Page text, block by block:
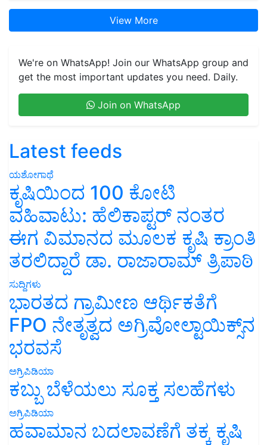
View More
We're on WhatsApp! Join our WhatsApp group and
get the most important updates you need. Daily.
Join on WhatsApp
Latest feeds
ಯಶೋಗಾಥೆ
ಕೃಷಿಯಿಂದ 100 ಕೋಟಿ
ವಹಿವಾಟು: ಹೆಲಿಕಾಪ್ಟರ್ ನಂತರ
ಈಗ ವಿಮಾನದ ಮೂಲಕ ಕೃಷಿ ಕ್ರಾಂತಿ
ತರಲಿದ್ದಾರೆ ಡಾ. ರಾಜಾರಾಮ್ ತ್ರಿಪಾಠಿ
ಸುದ್ದಿಗಳು
ಭಾರತದ ಗ್ರಾಮೀಣ ಆರ್ಥಿಕತೆಗೆ
FPO ನೇತೃತ್ವದ ಅಗ್ರಿವೋಲ್ಟಾಯಿಕ್ಸ್‌ನ
ಭರವಸೆ
ಅಗ್ರಿಪಿಡಿಯಾ
ಕಬ್ಬು ಬೆಳೆಯಲು ಸೂಕ್ತ ಸಲಹೆಗಳು
ಅಗ್ರಿಪಿಡಿಯಾ
ಹವಾಮಾನ ಬದಲಾವಣೆಗೆ ತಕ್ಕ ಕೃಷಿ